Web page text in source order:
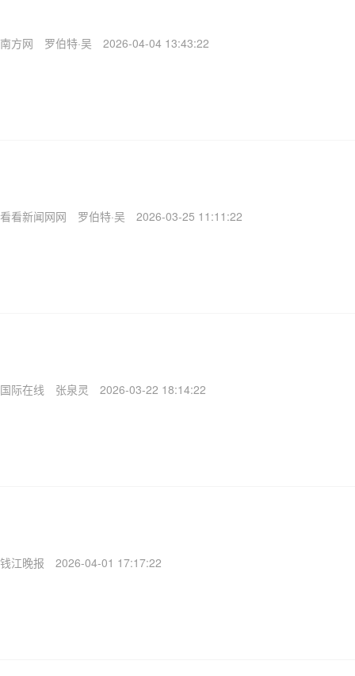
南方网 罗伯特·吴 2026-04-04 13:43:22
看看新闻网网 罗伯特·吴 2026-03-25 11:11:22
国际在线 张泉灵 2026-03-22 18:14:22
钱江晚报 2026-04-01 17:17:22